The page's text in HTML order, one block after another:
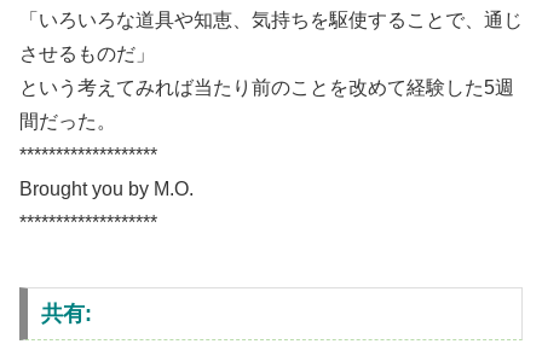
「いろいろな道具や知恵、気持ちを駆使することで、通じ
させるものだ」
という考えてみれば当たり前のことを改めて経験した5週
間だった。
*******************
Brought you by M.O.
*******************
共有: